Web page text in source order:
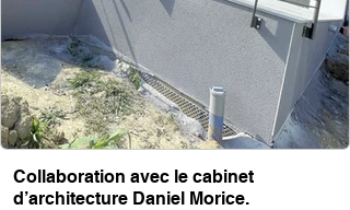
Collaboration avec le cabinet
d’architecture Daniel Morice.